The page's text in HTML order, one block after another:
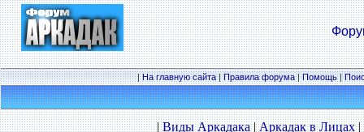
|На главную сайта|Правила форума|Помощь|
|Виды Аркадака|Аркадак в Лицах|